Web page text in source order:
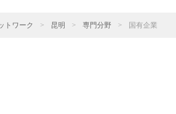
トワーク > 昆明 > 専門分野 > 国有企業